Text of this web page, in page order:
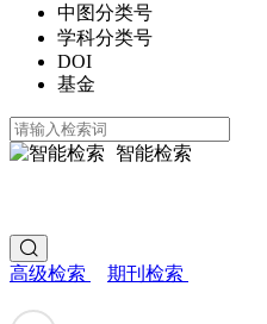
中图分类号
学科分类号
DOI
基金
智能检索
高级检索 期刊检索